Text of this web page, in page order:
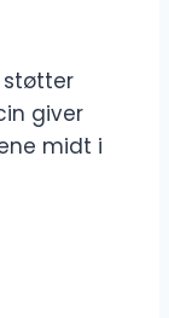
støtter
giver
midt i